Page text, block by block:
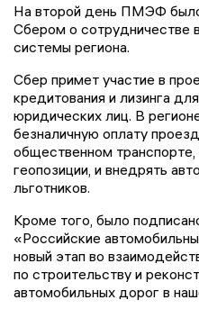
На второй день ПМЭФ
Сбером о сотрудничестве
системы региона.
Сбер примет участие в
кредитования и лизинга
юридических лиц. В
безналичную оплату
общественном
геопозиции, и внедрять
льготников.
Кроме того, было
«Российские
новый этап во
по строительству и
автомобильных дорог в